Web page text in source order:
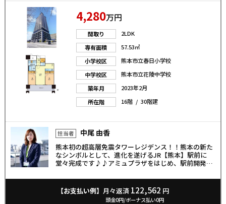
4,280万円
間取り
2LDK
専有面積
57.53㎡
小学校区
熊本市立春日小学校
中学校区
熊本市立花陵中学校
築年月
2023年2月
所在階
16階 / 30階建
担当者 中尾 由香
熊本初の超高層免震タワーレジデンス！！熊本の新た
なシンボルとして、進化を遂げるJR【熊本】駅前に
堂々完成です♪♪アミュプラザをはじめ、駅前開発に
可能です。 お気軽にお問合せ下さい♪
【お支払い例】 月々返済 122,562 円
頭金0円/ボーナス払い0円